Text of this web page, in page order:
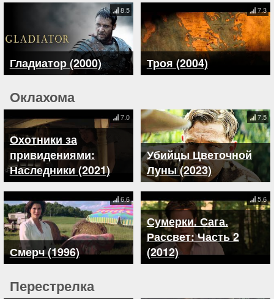
Гладиатор (2000)
8.5
Троя (2004)
7.3
Оклахома
Охотники за
привидениями:
Наследники (2021)
7.0
Убийцы Цветочной
Луны (2023)
7.5
Смерч (1996)
6.6
Сумерки. Сага.
Рассвет: Часть 2
(2012)
5.6
Перестрелка